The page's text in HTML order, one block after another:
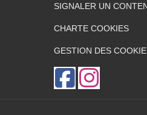
SIGNALER UN
CHARTE COOKIES
GESTION DES